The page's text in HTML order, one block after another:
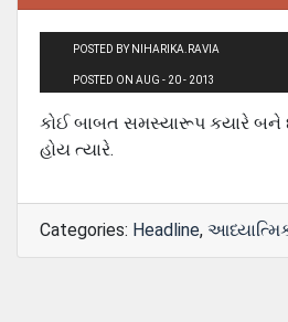
POSTED BY NIHARIKA.RAVIA
POSTED ON AUG - 20 - 2013
કોઈ બાબત સમસ્યારૂપ કયારે બને
હોય ત્યારે.
Categories: Headline, આધ્યાત્મિક